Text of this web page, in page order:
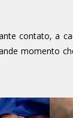
contato, a
momento